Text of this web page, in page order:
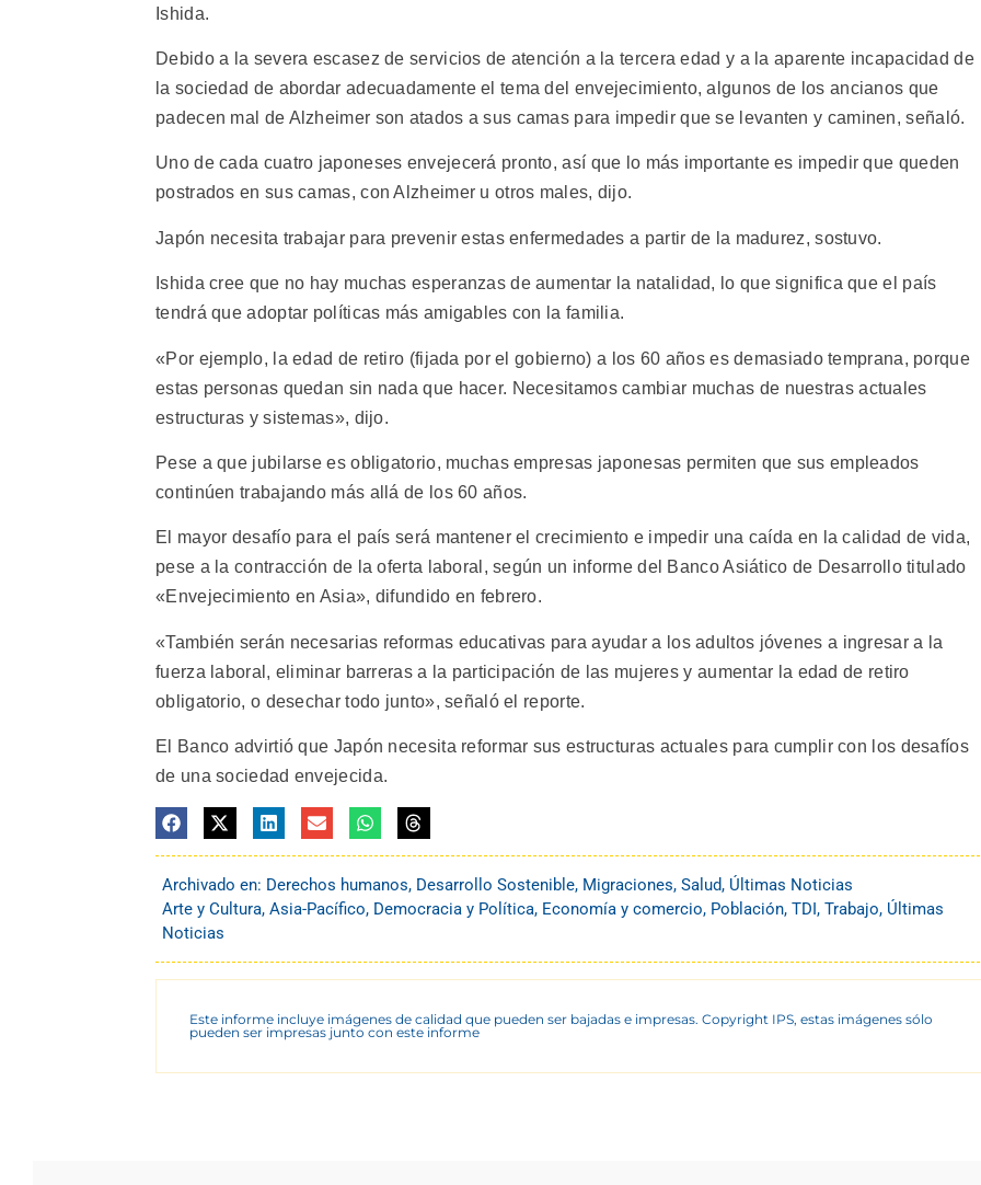
Ishida.
Debido a la severa escasez de servicios de atención a la tercera edad y a la aparente incapacidad de
la sociedad de abordar adecuadamente el tema del envejecimiento, algunos de los ancianos que
padecen mal de Alzheimer son atados a sus camas para impedir que se levanten y caminen, señaló.
Uno de cada cuatro japoneses envejecerá pronto, así que lo más importante es impedir que queden
postrados en sus camas, con Alzheimer u otros males, dijo.
Japón necesita trabajar para prevenir estas enfermedades a partir de la madurez, sostuvo.
Ishida cree que no hay muchas esperanzas de aumentar la natalidad, lo que significa que el país
tendrá que adoptar políticas más amigables con la familia.
«Por ejemplo, la edad de retiro (fijada por el gobierno) a los 60 años es demasiado temprana, porque
estas personas quedan sin nada que hacer. Necesitamos cambiar muchas de nuestras actuales
estructuras y sistemas», dijo.
Pese a que jubilarse es obligatorio, muchas empresas japonesas permiten que sus empleados
continúen trabajando más allá de los 60 años.
El mayor desafío para el país será mantener el crecimiento e impedir una caída en la calidad de vida,
pese a la contracción de la oferta laboral, según un informe del Banco Asiático de Desarrollo titulado
«Envejecimiento en Asia», difundido en febrero.
«También serán necesarias reformas educativas para ayudar a los adultos jóvenes a ingresar a la
fuerza laboral, eliminar barreras a la participación de las mujeres y aumentar la edad de retiro
obligatorio, o desechar todo junto», señaló el reporte.
El Banco advirtió que Japón necesita reformar sus estructuras actuales para cumplir con los desafíos
de una sociedad envejecida.
Archivado en: Derechos humanos, Desarrollo Sostenible, Migraciones, Salud, Últimas Noticias
Arte y Cultura, Asia-Pacífico, Democracia y Política, Economía y comercio, Población, TDI, Trabajo, Últimas
Noticias
Este informe incluye imágenes de calidad que pueden ser bajadas e impresas. Copyright IPS, estas imágenes sólo
pueden ser impresas junto con este informe